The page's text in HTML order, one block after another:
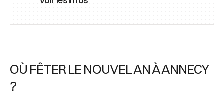
OÙ FÊTER LE NOUVEL AN À ANNECY
?